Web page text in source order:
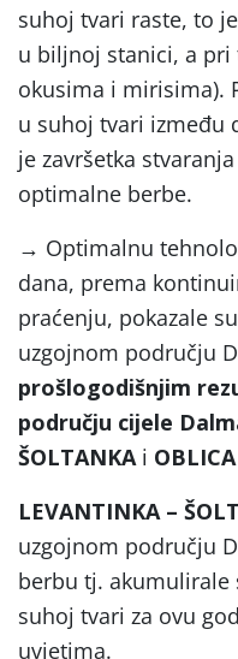
suhoj tvari raste, to
u biljnoj stanici, a pri
okusima i mirisima).
u suhoj tvari između
je završetka
optimalne berbe.
→ Optimalnu
dana, prema
praćenju, pokazale
uzgojnom području
prošlogodišnjim
području cijele
ŠOLTANKA i
LEVANTINKA –
uzgojnom području
berbu tj. akumulirale
suhoj tvari za ovu
uvjetima.